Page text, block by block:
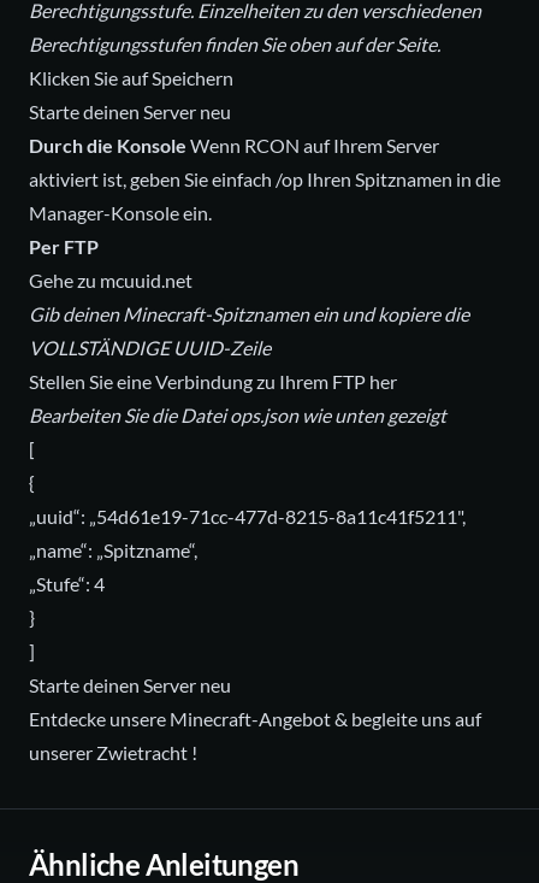
Berechtigungsstufe. Einzelheiten zu den verschiedenen
Berechtigungsstufen finden Sie oben auf der Seite.
Klicken Sie auf Speichern
Starte deinen Server neu
Durch die Konsole Wenn RCON auf Ihrem Server
aktiviert ist, geben Sie einfach /op Ihren Spitznamen in die
Manager-Konsole ein.
Per FTP
Gehe zu mcuuid.net
Gib deinen Minecraft-Spitznamen ein und kopiere die
VOLLSTÄNDIGE UUID-Zeile
Stellen Sie eine Verbindung zu Ihrem FTP her
Bearbeiten Sie die Datei ops.json wie unten gezeigt
[
{
„uuid“: „54d61e19-71cc-477d-8215-8a11c41f5211",
„name“: „Spitzname“,
„Stufe“: 4
}
]
Starte deinen Server neu
Entdecke unsere Minecraft-Angebot& begleite uns auf
unserer Zwietracht !
Ähnliche Anleitungen